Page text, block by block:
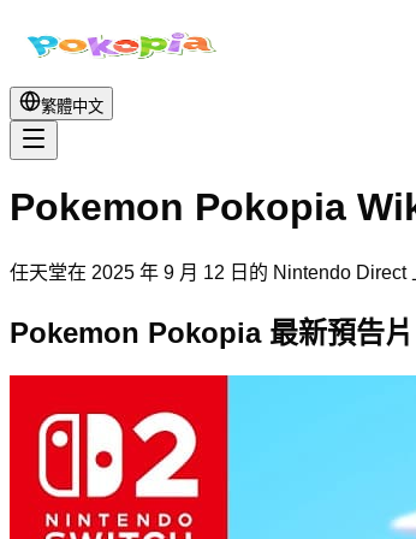
繁體中文
Pokemon Pokopia
任天堂在 2025 年 9 月 12 日的 Nintendo
Pokemon Pokopia 最新預告片